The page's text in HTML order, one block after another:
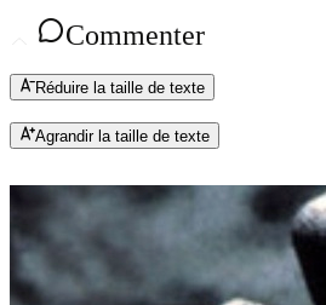
Commenter
Réduire la taille de texte
Agrandir la taille de texte